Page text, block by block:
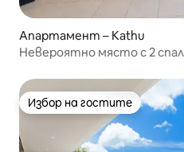
Апартамент – Kathu
Невероятно място с 2
Избор на гостите
Избор на гостите